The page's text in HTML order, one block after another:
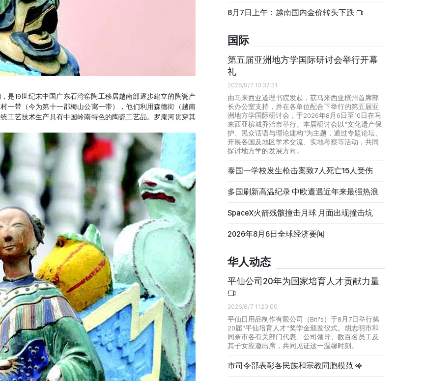
是19世纪末中国广东石湾窑陶工移居越南部逐步建立的陶瓷产
一带（今为第十一郡梅山公寓一带），他们利用森德街（越南
工艺技术生产具有中国岭南特色的陶瓷工艺品。罗庵河贯穿其
8月7日上午：越南国内金价转头下跌
国际
第五届亚洲地方学国际研讨会举行开幕
礼
2026/8/7 10:37:31
由马来西亚道理书院发起，获马来西亚槟州首席部
长办公室支持，并在各单位配合下举行的第五届亚
洲地方学国际研讨会，于2026年8月6日至10日在马
来西亚槟城乔治市举行。本届研讨会以“文化遗产保
护、民众话语与理论建构”为主题，通过专题论坛、
开展各国及地区学术交流、实地考察等活动，共同
探讨地方学的发展方向。
泰国一学校发生枪击案致7人死亡15人受伤
多国刷新高温纪录 中欧遭遇近年来最强热浪
SpaceX火箭残骸撞击月球 月面出现撞击坑
2026年8月6日全球经济要闻
华人动态
平仙公司20年为国家培育人才贡献力量
2026/8/7 11:20:00
平仙日用品制作有限公司（Biti's）于8月7日举行第
20届“平仙培育人才”奖学金颁发仪式。胡志明市和
同奈市各有关部门代表、公司领导、数百名员工及
其子女应邀出席，共同见证这一温馨时刻。
市司令部表彰各民族和宗教同胞模范